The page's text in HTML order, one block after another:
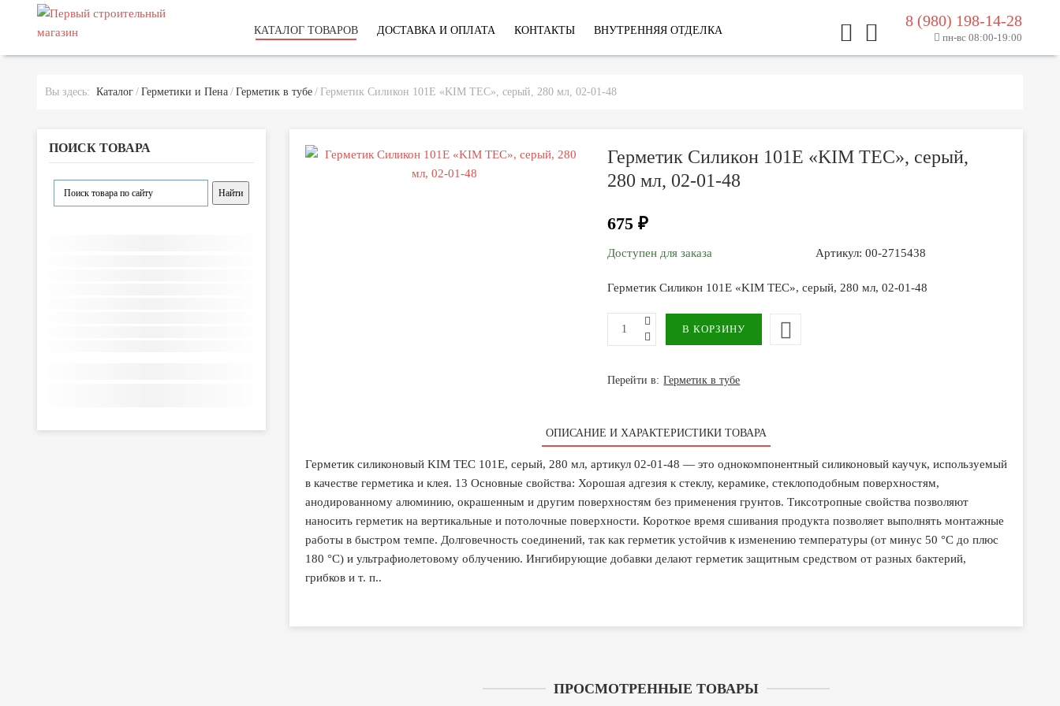
КАТАЛОГ ТОВАРОВ ДОСТАВКА И ОПЛАТА КОНТАКТЫ ВНУТРЕННЯЯ ОТДЕЛКА
8 (980) 198-14-28
пн-вс 08:00-19:00
Вы здесь: Каталог Герметики и Пена Герметик в тубе Герметик Силикон 101Е «KIM TEC», серый, 280 мл, 02-01-48
ПОИСК ТОВАРА
Герметик Силикон 101Е «KIM TEC», серый,
280 мл, 02-01-48
675 ₽
Доступен для заказа Артикул: 00-2715438
Герметик Силикон 101Е «KIM TEC», серый, 280 мл, 02-01-48
Перейти в: Герметик в тубе
ОПИСАНИЕ И ХАРАКТЕРИСТИКИ ТОВАРА
Герметик силиконовый KIM TEC 101Е, серый, 280 мл, артикул 02-01-48 — это однокомпонентный силиконовый каучук, используемый
в качестве герметика и клея. 13 Основные свойства: Хорошая адгезия к стеклу, керамике, стеклоподобным поверхностям,
анодированному алюминию, окрашенным и другим поверхностям без применения грунтов. Тиксотропные свойства позволяют
наносить герметик на вертикальные и потолочные поверхности. Короткое время сшивания продукта позволяет выполнять монтажные
работы в быстром темпе. Долговечность соединений, так как герметик устойчив к изменению температуры (от минус 50 °С до плюс
180 °С) и ультрафиолетовому облучению. Ингибирующие добавки делают герметик защитным средством от разных бактерий,
грибков и т. п..
ПРОСМОТРЕННЫЕ ТОВАРЫ